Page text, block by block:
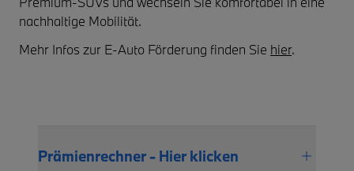
nachhaltige Mobilität.
Mehr Infos zur E-Auto Förderung finden Sie hier.
Prämienrechner - Hier klicken